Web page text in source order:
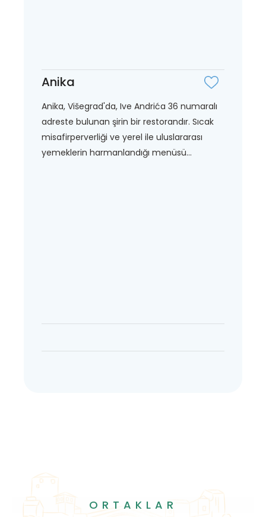
Anika
Anika, Višegrad'da, Ive Andrića 36 numaralı
adreste bulunan şirin bir restorandır. Sıcak
misafirperverliği ve yerel ile uluslararası
yemeklerin harmanlandığı menüsü...
ORTAKLAR